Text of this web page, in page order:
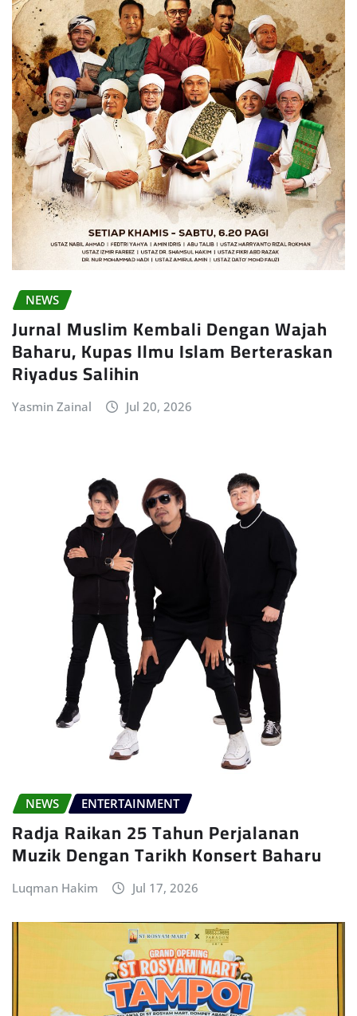
NEWS
Jurnal Muslim Kembali Dengan Wajah
Baharu, Kupas Ilmu Islam Berteraskan
Riyadus Salihin
Yasmin Zainal Jul 20, 2026
NEWS ENTERTAINMENT
Radja Raikan 25 Tahun Perjalanan
Muzik Dengan Tarikh Konsert Baharu
Luqman Hakim Jul 17, 2026